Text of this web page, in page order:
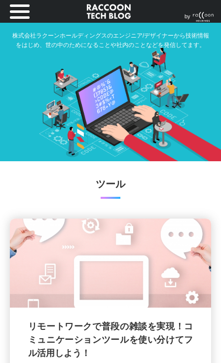
株式会社ラクーンホールディングスのエンジニア/デザイナーから技術情報
をはじめ、世の中のためになることや社内のことなどを発信してます。
by
ツール
リモートワークで普段の雑談を実現！コ
ミュニケーションツールを使い分けてフ
ル活用しよう！